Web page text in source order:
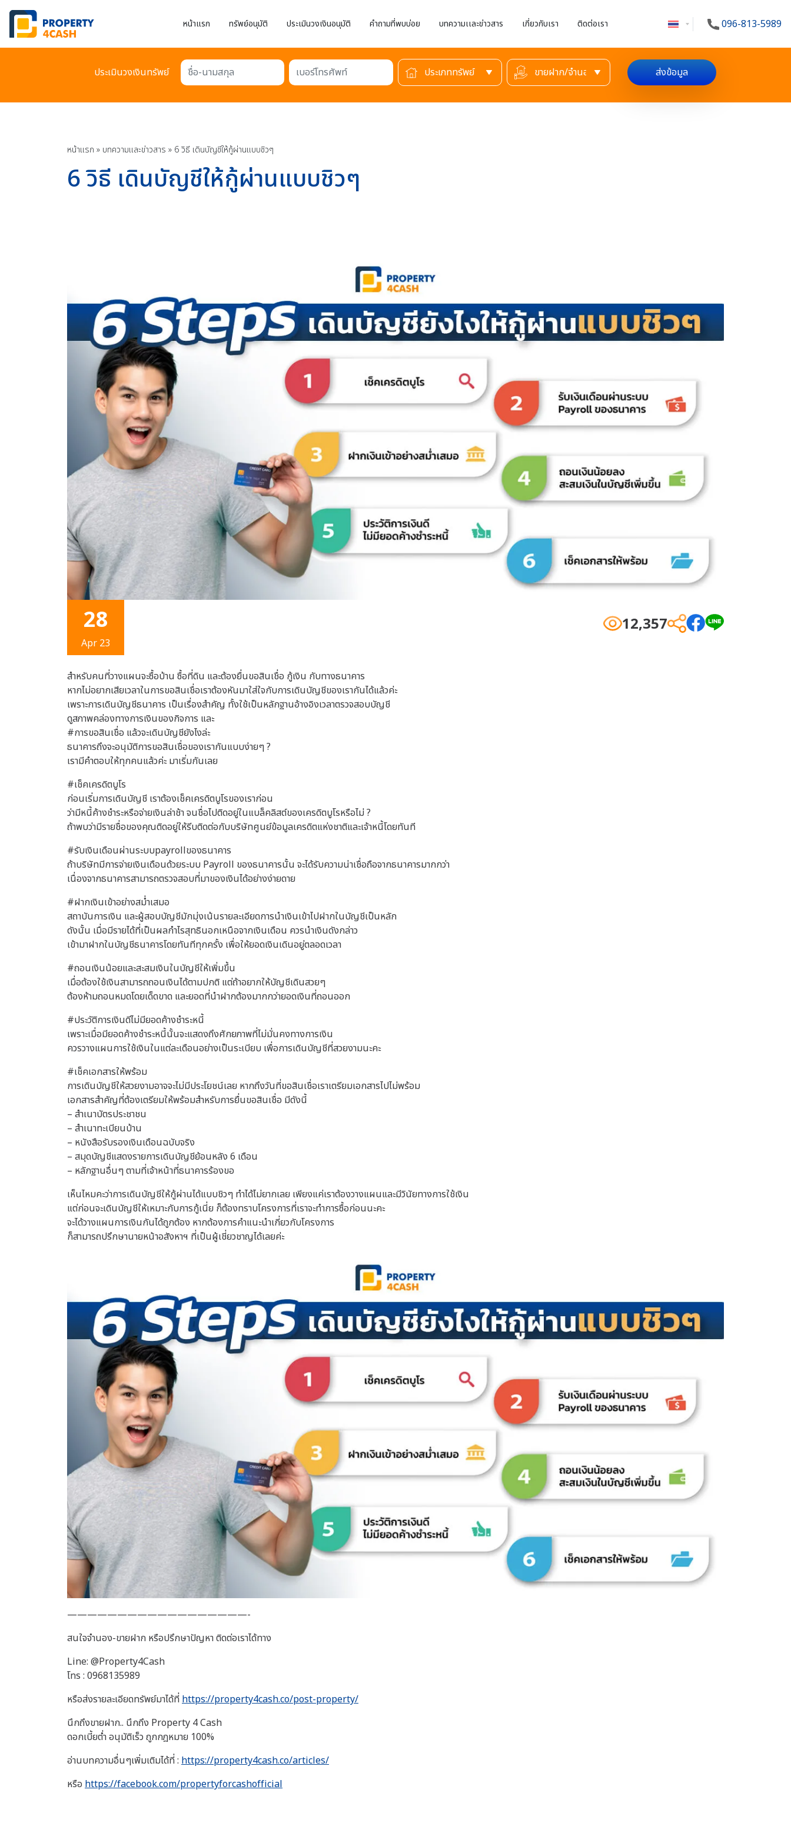
หน้าแรก ทรัพย์อนุมัติ ประเมินวงเงินอนุมัติ คำถามที่พบบ่อย บทความเเละข่าวสาร เกี่ยวกับเรา ติดต่อเรา 096-813-5989
ประเมินวงเงินทรัพย์ ชื่อ-นามสกุล เบอร์โทรศัพท์ ส่งข้อมูล
หน้าแรก » บทความเเละข่าวสาร » 6 วิธี เดินบัญชีให้กู้ผ่านแบบชิวๆ
6 วิธี เดินบัญชีให้กู้ผ่านแบบชิวๆ
28
Apr 23
12,357
สำหรับคนที่วางแผนจะซื้อบ้าน ซื้อที่ดิน และต้องยื่นขอสินเชื่อ กู้เงิน กับทางธนาคาร
หากไม่อยากเสียเวลาในการขอสินเชื่อเราต้องหันมาใส่ใจกับการเดินบัญชีของเรากันได้แล้วค่ะ
เพราะการเดินบัญชีธนาคาร เป็นเรื่องสำคัญ ทั้งใช้เป็นหลักฐานอ้างอิงเวลาตรวจสอบบัญชี
ดูสภาพคล่องทางการเงินของกิจการ และ
#การขอสินเชื่อ แล้วจะเดินบัญชียังไงล่ะ
ธนาคารถึงจะอนุมัติการขอสินเชื่อของเรากันแบบง่ายๆ ?
เรามีคำตอบให้ทุกคนแล้วค่ะ มาเริ่มกันเลย
#เช็คเครดิตบูโร
ก่อนเริ่มการเดินบัญชี เราต้องเช็คเครดิตบูโรของเราก่อน
ว่ามีหนี้ค้างชำระหรือจ่ายเงินล่าช้า จนชื่อไปติดอยู่ในแบล็คลิสต์ของเครดิตบูโรหรือไม่ ?
ถ้าพบว่ามีรายชื่อของคุณติดอยู่ให้รีบติดต่อกับบริษัทศูนย์ข้อมูลเครดิตแห่งชาติและเจ้าหนี้โดยทันที
#รับเงินเดือนผ่านระบบpayrollของธนาคาร
ถ้าบริษัทมีการจ่ายเงินเดือนด้วยระบบ Payroll ของธนาคารนั้น จะได้รับความน่าเชื่อถือจากธนาคารมากกว่า
เนื่องจากธนาคารสามารถตรวจสอบที่มาของเงินได้อย่างง่ายดาย
#ฝากเงินเข้าอย่างสม่ำเสมอ
สถาบันการเงิน และผู้สอบบัญชีมักมุ่งเน้นรายละเอียดการนำเงินเข้าไปฝากในบัญชีเป็นหลัก
ดังนั้น เมื่อมีรายได้ที่เป็นผลกำไรสุทธินอกเหนือจากเงินเดือน ควรนำเงินดังกล่าว
เข้ามาฝากในบัญชีธนาคารโดยทันทีทุกครั้ง เพื่อให้ยอดเงินเดินอยู่ตลอดเวลา
#ถอนเงินน้อยและสะสมเงินในบัญชีให้เพิ่มขึ้น
เมื่อต้องใช้เงินสามารถถอนเงินได้ตามปกติ แต่ถ้าอยากให้บัญชีเดินสวยๆ
ต้องห้ามถอนหมดโดยเด็ดขาด และยอดที่นำฝากต้องมากกว่ายอดเงินที่ถอนออก
#ประวัติการเงินดีไม่มียอดค้างชำระหนี้
เพราะเมื่อมียอดค้างชำระหนี้นั้นจะแสดงถึงศักยภาพที่ไม่มั่นคงทางการเงิน
ควรวางแผนการใช้เงินในแต่ละเดือนอย่างเป็นระเบียบ เพื่อการเดินบัญชีที่สวยงามนะคะ
#เช็คเอกสารให้พร้อม
การเดินบัญชีให้สวยงามอาจจะไม่มีประโยชน์เลย หากถึงวันที่ขอสินเชื่อเราเตรียมเอกสารไปไม่พร้อม
เอกสารสำคัญที่ต้องเตรียมให้พร้อมสำหรับการยื่นขอสินเชื่อ มีดังนี้
– สำเนาบัตรประชาชน
– สำเนาทะเบียนบ้าน
– หนังสือรับรองเงินเดือนฉบับจริง
– สมุดบัญชีแสดงรายการเดินบัญชีย้อนหลัง 6 เดือน
– หลักฐานอื่นๆ ตามที่เจ้าหน้าที่ธนาคารร้องขอ
เห็นไหมคะว่าการเดินบัญชีให้กู้ผ่านได้แบบชิวๆ ทำได้ไม่ยากเลย เพียงแค่เราต้องวางแผนและมีวินัยทางการใช้เงิน
แต่ก่อนจะเดินบัญชีให้เหมาะกับการกู้เนี่ย ก็ต้องทราบโครงการที่เราจะทำการซื้อก่อนนะคะ
จะได้วางแผนการเงินกันได้ถูกต้อง หากต้องการคำแนะนำเกี่ยวกับโครงการ
ก็สามารถปรึกษานายหน้าอสังหาฯ ที่เป็นผู้เชี่ยวชาญได้เลยค่ะ
——————————————————-
สนใจจำนอง-ขายฝาก หรือปรึกษาปัญหา ติดต่อเราได้ทาง
Line: @Property4Cash
โทร : 0968135989
หรือส่งรายละเอียดทรัพย์มาได้ที่ https://property4cash.co/post-property/
นึกถึงขายฝาก.. นึกถึง Property 4 Cash
ดอกเบี้ยต่ำ อนุมัติเร็ว ถูกกฎหมาย 100%
อ่านบทความอื่นๆเพิ่มเติมได้ที่ : https://property4cash.co/articles/
หรือ https://facebook.com/propertyforcashofficial